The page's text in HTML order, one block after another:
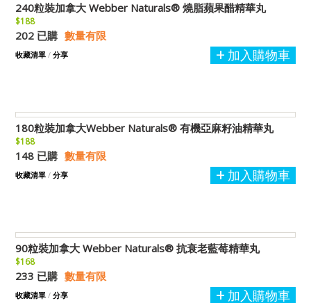
240粒裝加拿大 Webber Naturals® 燒脂蘋果醋精華丸
$188
202 已購 數量有限
加入購物車
收藏清單 / 分享
180粒裝加拿大Webber Naturals® 有機亞麻籽油精華丸
$188
148 已購 數量有限
加入購物車
收藏清單 / 分享
90粒裝加拿大 Webber Naturals® 抗衰老藍莓精華丸
$168
233 已購 數量有限
加入購物車
收藏清單 / 分享